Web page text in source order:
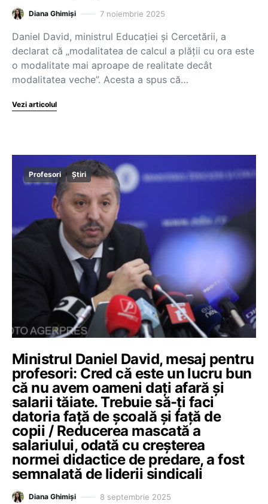
Diana Ghimiși 7 noiembrie 2025
Daniel David, ministrul Educației și Cercetării, a
declarat că „modalitatea de calcul a plății cu ora este
o modalitate mai aproape de realitate decât
modalitatea veche”. Acesta a spus că…
Vezi articolul
Profesori Știri
Ministrul Daniel David, mesaj pentru
profesori: Cred că este un lucru bun
că nu avem oameni dați afară și
salarii tăiate. Trebuie să-ți faci
datoria față de școală și față de
copii / Reducerea mascată a
salariului, odată cu creșterea
normei didactice de predare, a fost
semnalată de liderii sindicali
Diana Ghimiși 8 septembrie 2025